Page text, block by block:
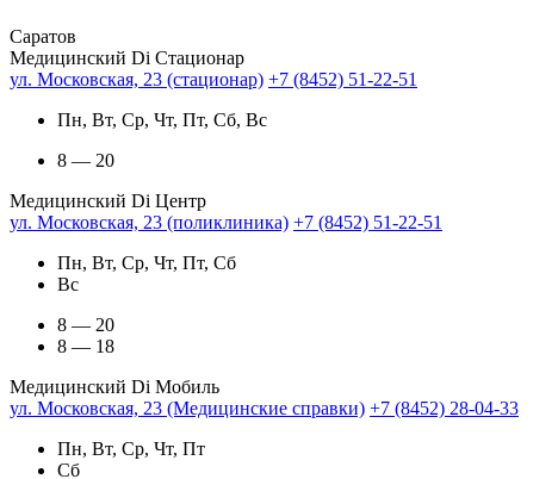
Саратов
Медицинский Di Стационар
ул. Московская, 23 (стационар) +7 (8452) 51-22-51
Пн, Вт, Ср, Чт, Пт, Сб, Вс
8 — 20
Медицинский Di Центр
ул. Московская, 23 (поликлиника) +7 (8452) 51-22-51
Пн, Вт, Ср, Чт, Пт, Сб
Вс
8 — 20
8 — 18
Медицинский Di Мобиль
ул. Московская, 23 (Медицинские справки) +7 (8452) 28-04-33
Пн, Вт, Ср, Чт, Пт
Сб